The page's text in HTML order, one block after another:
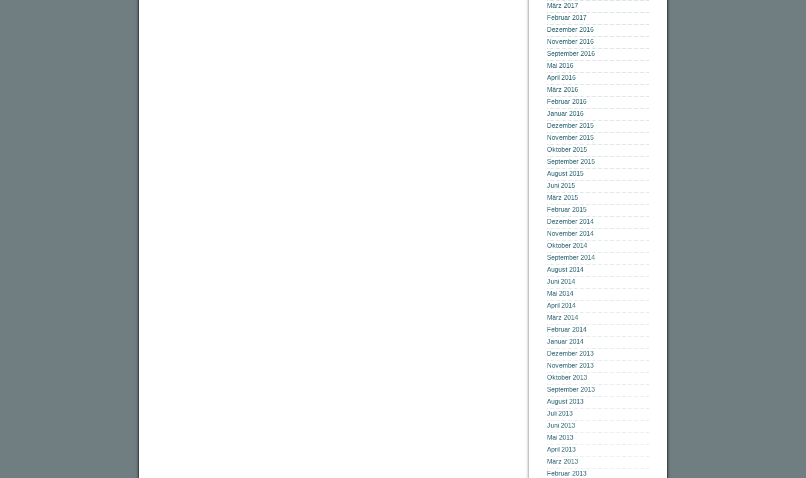
März 2017
Februar 2017
Dezember 2016
November 2016
September 2016
Mai 2016
April 2016
März 2016
Februar 2016
Januar 2016
Dezember 2015
November 2015
Oktober 2015
September 2015
August 2015
Juni 2015
März 2015
Februar 2015
Dezember 2014
November 2014
Oktober 2014
September 2014
August 2014
Juni 2014
Mai 2014
April 2014
März 2014
Februar 2014
Januar 2014
Dezember 2013
November 2013
Oktober 2013
September 2013
August 2013
Juli 2013
Juni 2013
Mai 2013
April 2013
März 2013
Februar 2013